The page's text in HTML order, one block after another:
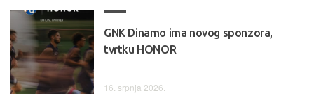
GNK Dinamo ima novog sponzora,
tvrtku HONOR
16. srpnja 2026.